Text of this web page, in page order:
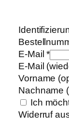
E-Mail*
E-Mail
Vorname
Nachname
Ich
Widerruf